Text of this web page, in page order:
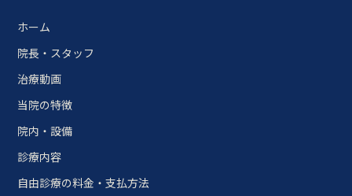
ホーム
院長・スタッフ
治療動画
当院の特徴
院内・設備
診療内容
自由診療の料金・支払方法